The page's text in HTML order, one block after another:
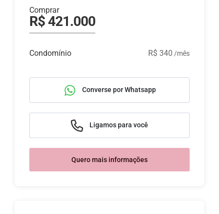
Comprar
R$ 421.000
Condomínio R$ 340 /mês
Converse por Whatsapp
Ligamos para você
Quero mais informações